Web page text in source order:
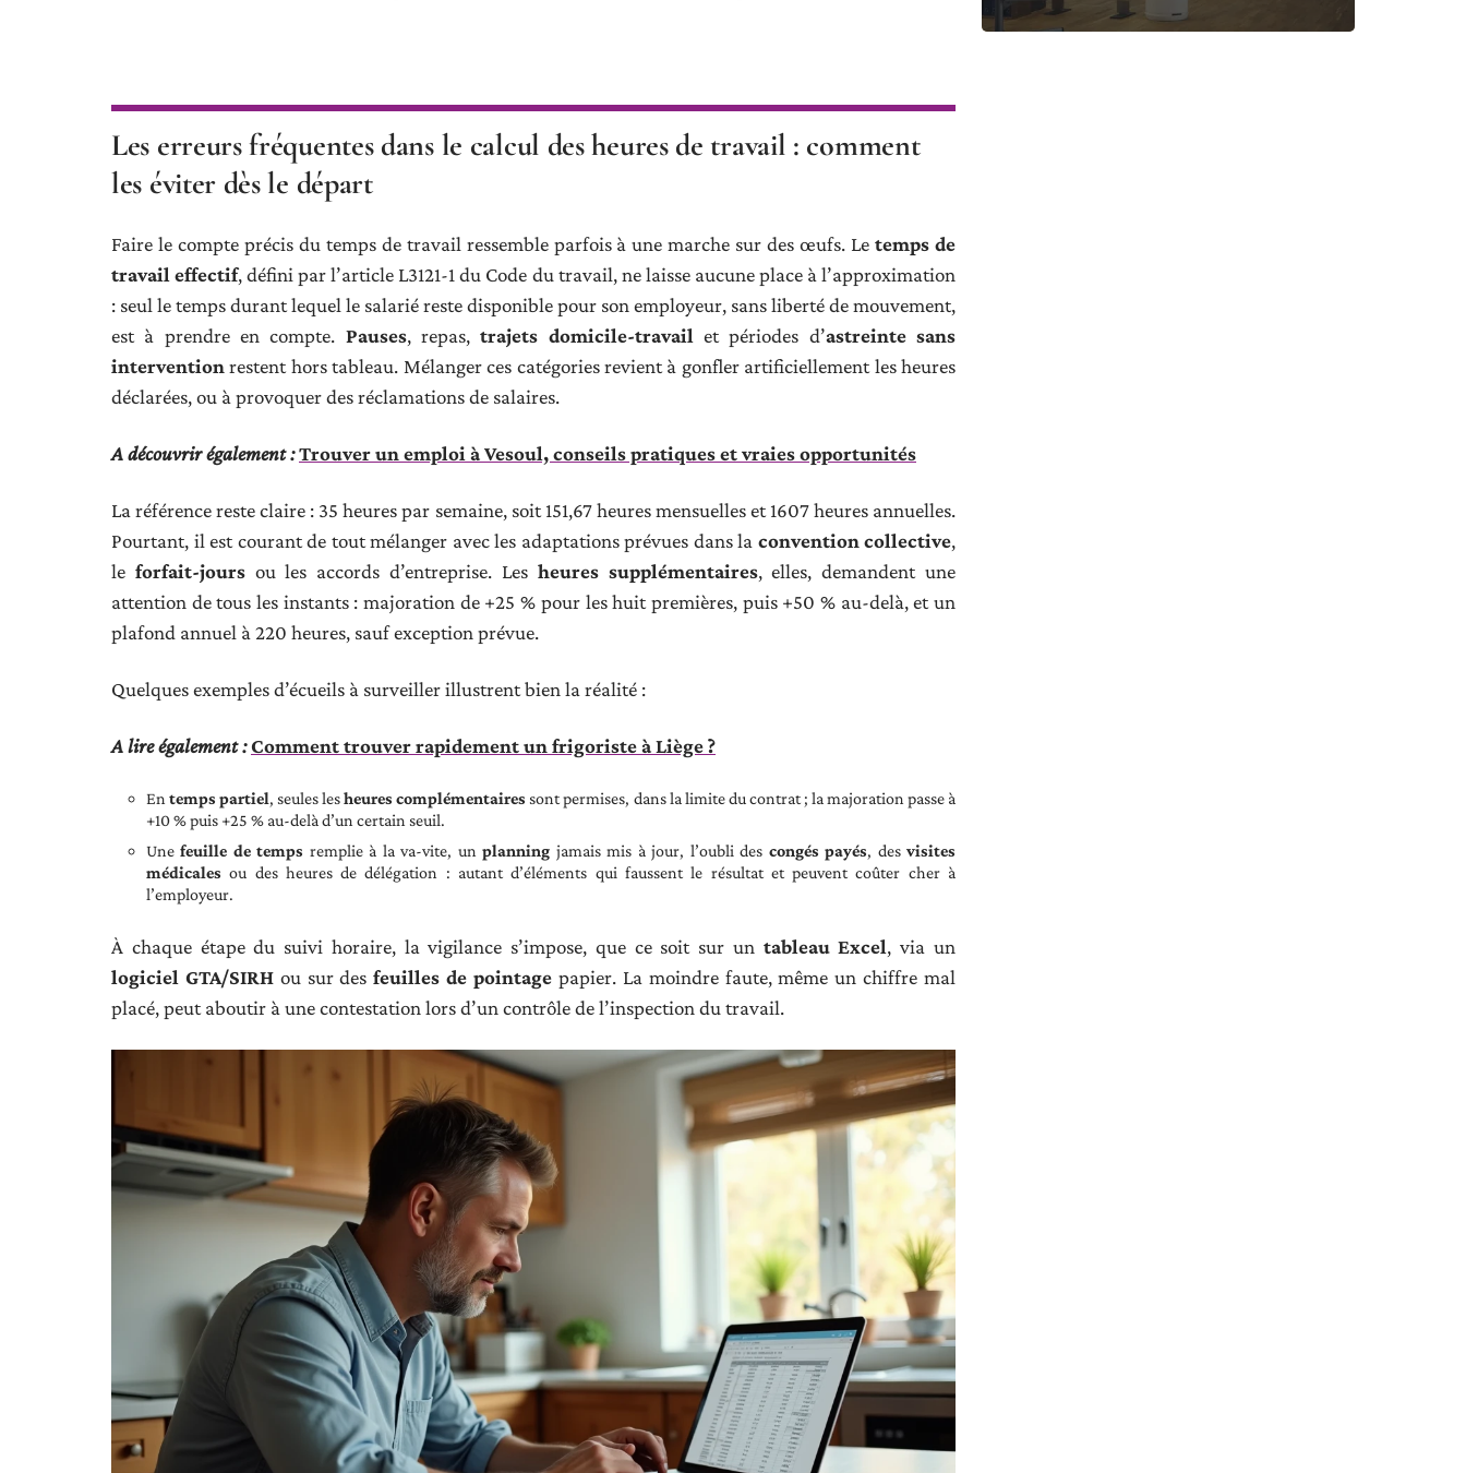
Les erreurs fréquentes dans le calcul des heures de travail : comment
les éviter dès le départ
Faire le compte précis du temps de travail ressemble parfois à une marche sur des œufs. Letemps de
travail effectif, défini par l’article L3121-1 du Code du travail, ne laisse aucune place à l’approximation
: seul le temps durant lequel le salarié reste disponible pour son employeur, sans liberté de mouvement,
est à prendre en compte. Pauses, repas,trajets domicile-travail et périodes d’astreinte sans
intervention restent hors tableau. Mélanger ces catégories revient à gonfler artificiellement les heures
déclarées, ou à provoquer des réclamations de salaires.
A découvrir également :Trouver un emploi à Vesoul, conseils pratiques et vraies opportunités
La référence reste claire : 35 heures par semaine, soit 151,67 heures mensuelles et 1607 heures annuelles.
Pourtant, il est courant de tout mélanger avec les adaptations prévues dans la convention collective,
le forfait-joursou les accords d’entreprise. Les heures supplémentaires, elles, demandent une
attention de tous les instants : majoration de +25 % pour les huit premières, puis +50 % au-delà, et un
plafond annuel à 220 heures, sauf exception prévue.
Quelques exemples d’écueils à surveiller illustrent bien la réalité :
A lire également :Comment trouver rapidement un frigoriste à Liège ?
Entemps partiel, seules lesheures complémentaires sont permises, dans la limite du contrat ; la majoration passe à
+10 % puis +25 % au-delà d’un certain seuil.
Unefeuille de temps remplie à la va-vite, unplanning jamais mis à jour, l’oubli des congés payés, desvisites
médicales ou des heures de délégation : autant d’éléments qui faussent le résultat et peuvent coûter cher à
l’employeur.
À chaque étape du suivi horaire, la vigilance s’impose, que ce soit sur un tableau Excel, via un
logiciel GTA/SIRHou sur desfeuilles de pointage papier. La moindre faute, même un chiffre mal
placé, peut aboutir à une contestation lors d’un contrôle de l’inspection du travail.